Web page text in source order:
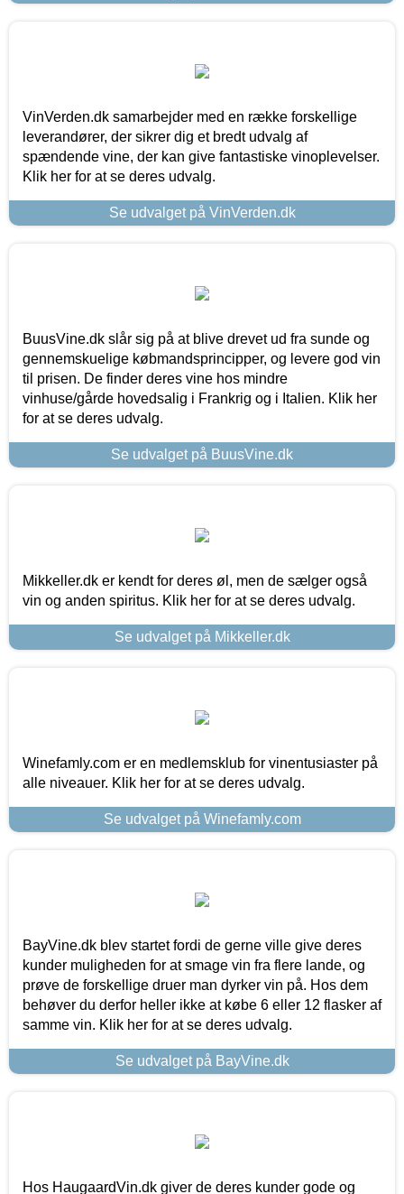
VinVerden.dk samarbejder med en række forskellige
leverandører, der sikrer dig et bredt udvalg af
spændende vine, der kan give fantastiske vinoplevelser.
Klik her for at se deres udvalg.
Se udvalget på VinVerden.dk
BuusVine.dk slår sig på at blive drevet ud fra sunde og
gennemskuelige købmandsprincipper, og levere god vin
til prisen. De finder deres vine hos mindre
vinhuse/gårde hovedsalig i Frankrig og i Italien. Klik her
for at se deres udvalg.
Se udvalget på BuusVine.dk
Mikkeller.dk er kendt for deres øl, men de sælger også
vin og anden spiritus. Klik her for at se deres udvalg.
Se udvalget på Mikkeller.dk
Winefamly.com er en medlemsklub for vinentusiaster på
alle niveauer. Klik her for at se deres udvalg.
Se udvalget på Winefamly.com
BayVine.dk blev startet fordi de gerne ville give deres
kunder muligheden for at smage vin fra flere lande, og
prøve de forskellige druer man dyrker vin på. Hos dem
behøver du derfor heller ikke at købe 6 eller 12 flasker af
samme vin. Klik her for at se deres udvalg.
Se udvalget på BayVine.dk
Hos HaugaardVin.dk giver de deres kunder gode og